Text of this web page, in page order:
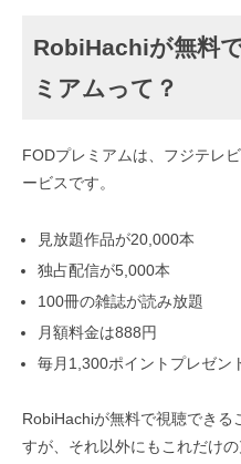
RobiHachiが無料
ミアムって？
FODプレミアムは、フジテレ
ービスです。
見放題作品が20,000本
独占配信が5,000本
100冊の雑誌が読み放題
月額料金は888円
毎月1,300ポイントプレゼン
RobiHachiが無料で視聴でき
すが、それ以外にもこれだけ